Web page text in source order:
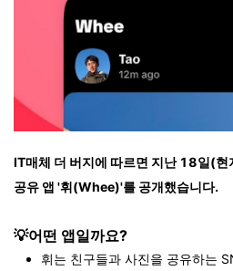
IT매체 더 버지에 따르면 지난 18일(현
공유 앱 '휘(Whee)'를 공개했습니다.
💡어떤 앱일까요?
휘는 친구들과 사진을 공유하는